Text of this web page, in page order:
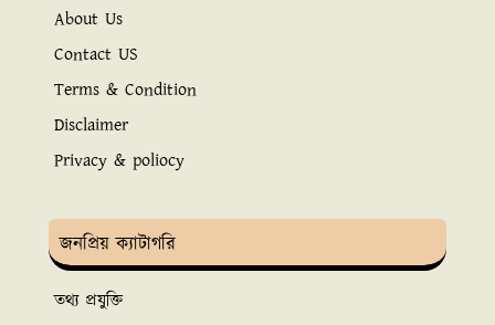
About Us
Contact US
Terms & Condition
Disclaimer
Privacy & poliocy
জনপ্রিয় ক্যাটাগরি
তথ্য প্রযুক্তি